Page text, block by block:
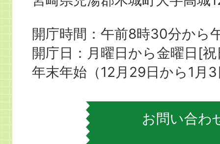
町
役
場
開庁時間：午前8時30分から
開庁日：月曜日から金曜日[
年末年始（12月29日から1月
お問い合わ